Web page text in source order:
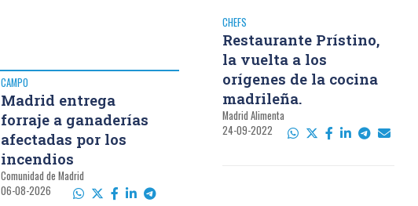
CAMPO
Madrid entrega
forraje a ganaderías
afectadas por los
incendios
Comunidad de Madrid
06-08-2026
CHEFS
Restaurante Prístino,
la vuelta a los
orígenes de la cocina
madrileña.
Madrid Alimenta
24-09-2022